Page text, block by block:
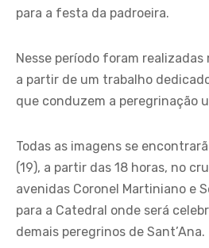
para a festa da padroeira.
Nesse período foram realizadas
a partir de um trabalho
que conduzem a peregrinação
Todas as imagens se
(19), a partir das 18 horas, no
avenidas Coronel Martiniano e
para a Catedral onde será
demais peregrinos de Sant’Ana.